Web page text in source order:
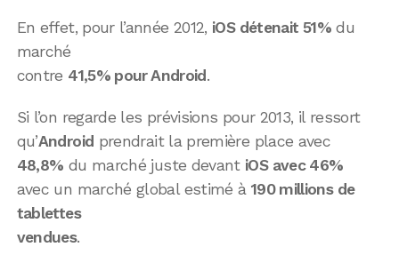
En effet, pour l’année 2012, iOS détenait 51%du
marché
contre 41,5% pour Android.
Si l’on regarde les prévisions pour 2013, il ressort
qu’Android prendrait la première place avec
48,8% du marché juste devant iOS avec 46%
avec un marché global estimé à 190 millions de
tablettes
vendues.